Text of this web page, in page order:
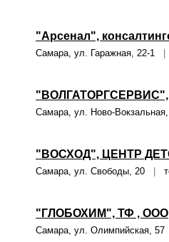
"Арсенал",
Самара, ул. Гаражная, 22-1
Самара, ул. Ново-
"ВОСХОД", ЦЕНТР
Самара, ул. Свободы, 20
"ГЛОБОХИМ", ТФ , ООО
Самара, ул. Олимпийская, 57